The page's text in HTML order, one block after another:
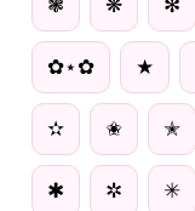
✿⋆✿ ★
✫ ✬ ✭
✱ ✲ ✳